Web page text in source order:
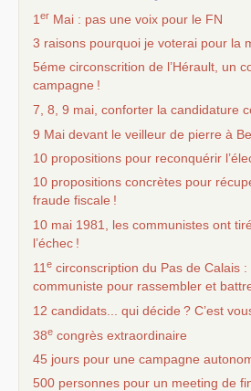
1 er Mai : pas une voix pour le FN
3 raisons pourquoi je voterai pour la
5éme circonscrition de l’Hérault, un
campagne !
7, 8, 9 mai, conforter la candidature
9 Mai devant le veilleur de pierre à
10 propositions pour reconquérir
10 propositions concrètes pour
fraude fiscale !
10 mai 1981, les communistes ont
l’échec !
11 e circonscription du Pas de Calais
communiste pour rassembler et
12 candidats... qui décide ? C’est
38e congrès extraordinaire
45 jours pour une campagne
500 personnes pour un meeting de